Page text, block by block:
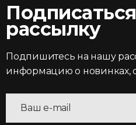
рассылку
Подпишитесь на нашу
информацию о новинках,